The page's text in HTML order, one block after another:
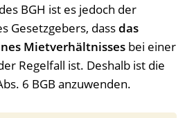
BGH ist es jedoch der
Gesetzgebers, dassdas
Mietverhältnisses bei einer
Regelfall ist. Deshalb ist die
6 BGB anzuwenden.